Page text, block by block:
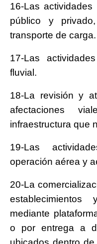
16-Las
público y
transporte de carga.
17-Las
fluvial.
18-La revisión y
afectaciones
infraestructura que
19-Las
operación aérea y
20-La
establecimientos
mediante
o por entrega a